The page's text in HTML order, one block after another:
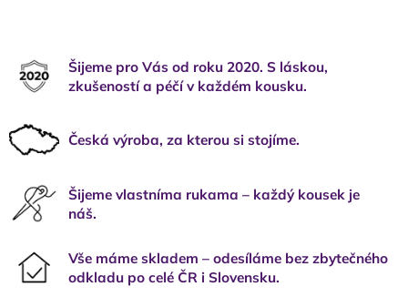
Šijeme pro Vás od roku 2020. S láskou,
zkušeností a péčí v každém kousku.
Česká výroba, za kterou si stojíme.
Šijeme vlastníma rukama – každý kousek je
náš.
Vše máme skladem – odesíláme bez zbytečného
odkladu po celé ČR i Slovensku.